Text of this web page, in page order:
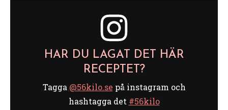
HAR DU LAGAT DET HÄR
RECEPTET?
Tagga @56kilo.se på instagram och
hashtagga det #56kilo